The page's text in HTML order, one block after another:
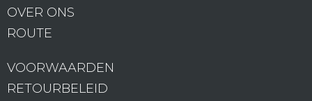
OVER ONS
ROUTE
VOORWAARDEN
RETOURBELEID